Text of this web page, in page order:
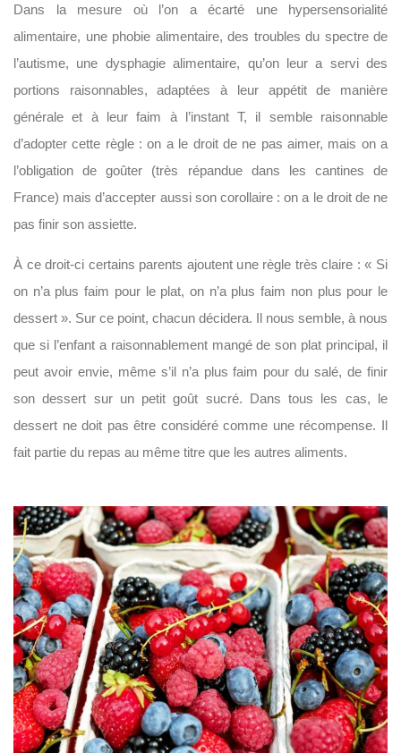
Dans la mesure où l’on a écarté une hypersensorialité
alimentaire, une phobie alimentaire, des troubles du spectre de
l’autisme, une dysphagie alimentaire, qu’on leur a servi des
portions raisonnables, adaptées à leur appétit de manière
générale et à leur faim à l’instant T, il semble raisonnable
d’adopter cette règle : on a le droit de ne pas aimer, mais on a
l’obligation de goûter (très répandue dans les cantines de
France) mais d’accepter aussi son corollaire : on a le droit de ne
pas finir son assiette.
À ce droit-ci certains parents ajoutent une règle très claire : « Si
on n’a plus faim pour le plat, on n’a plus faim non plus pour le
dessert ». Sur ce point, chacun décidera. Il nous semble, à nous
que si l’enfant a raisonnablement mangé de son plat principal, il
peut avoir envie, même s’il n’a plus faim pour du salé, de finir
son dessert sur un petit goût sucré. Dans tous les cas, le
dessert ne doit pas être considéré comme une récompense. Il
fait partie du repas au même titre que les autres aliments.